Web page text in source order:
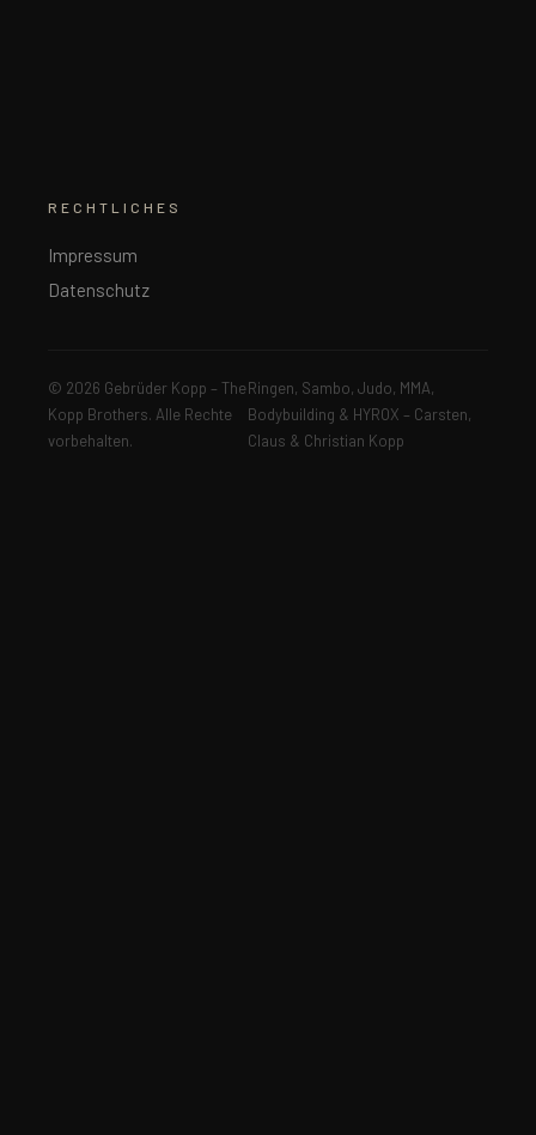
RECHTLICHES
Impressum
Datenschutz
© 2026 Gebrüder Kopp – The
Kopp Brothers. Alle Rechte
vorbehalten.
Ringen, Sambo, Judo, MMA,
Bodybuilding & HYROX – Carsten,
Claus & Christian Kopp